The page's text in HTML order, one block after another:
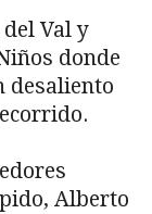
Val y
donde
desaliento
Alberto